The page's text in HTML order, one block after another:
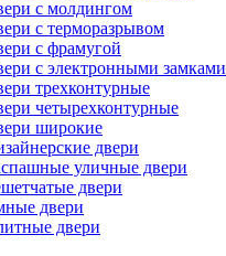
с молдингом
с терморазрывом
с фрамугой
с электронными замками
трехконтурные
четырехконтурные
широкие
двери
уличные двери
двери
двери
двери